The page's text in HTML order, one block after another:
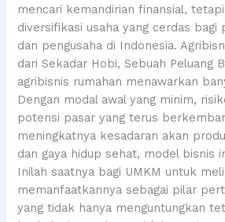
mencari kemandirian finansial, tetapi
diversifikasi usaha yang cerdas bagi
dan pengusaha di Indonesia.
dari Sekadar Hobi, Sebuah Peluang
agribisnis rumahan menawarkan
Dengan modal awal yang minim,
potensi pasar yang terus
meningkatnya kesadaran akan
dan gaya hidup sehat, model bisnis
Inilah saatnya bagi UMKM untuk
memanfaatkannya sebagai pilar
yang tidak hanya menguntungkan